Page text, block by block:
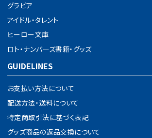
グラビア
アイドル・タレント
ヒーロー文庫
ロト・ナンバーズ書籍・グッズ
GUIDELINES
お支払い方法について
配送方法・送料について
特定商取引法に基づく表記
グッズ商品の返品交換について